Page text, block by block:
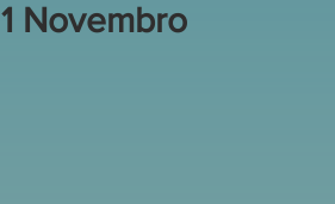
1 Novembro